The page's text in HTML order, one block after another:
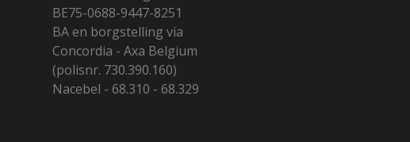
BE75-0688-9447-8251
BA en borgstelling via
Concordia - Axa Belgium
(polisnr. 730.390.160)
Nacebel - 68.310 - 68.329